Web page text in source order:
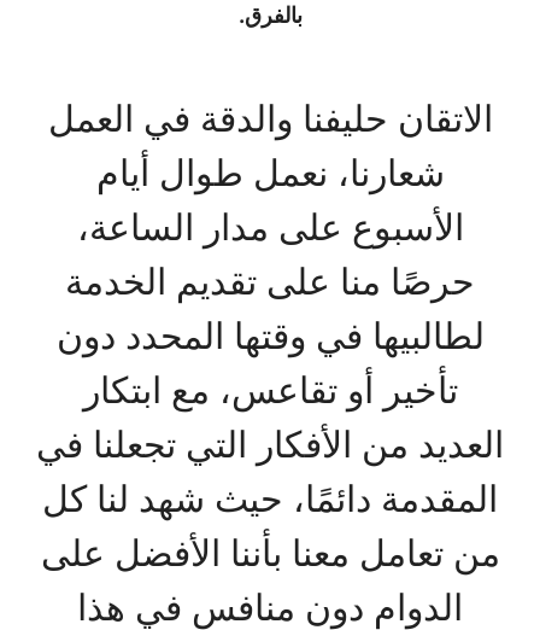
بالفرق.
الاتقان حليفنا والدقة في العمل
شعارنا، نعمل طوال أيام
الأسبوع على مدار الساعة،
حرصًا منا على تقديم الخدمة
لطالبيها في وقتها المحدد دون
تأخير أو تقاعس، مع ابتكار
العديد من الأفكار التي تجعلنا في
المقدمة دائمًا، حيث شهد لنا كل
من تعامل معنا بأننا الأفضل على
الدوام دون منافس في هذا